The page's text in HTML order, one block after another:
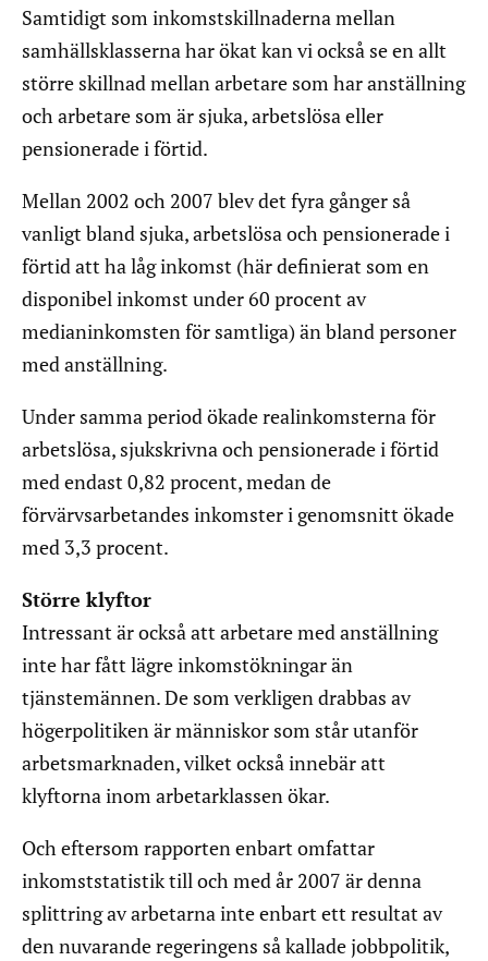
Samtidigt som inkomstskillnaderna mellan
samhällsklasserna har ökat kan vi också se en allt
större skillnad mellan arbetare som har anställning
och arbetare som är sjuka, arbetslösa eller
pensionerade i förtid.
Mellan 2002 och 2007 blev det fyra gånger så
vanligt bland sjuka, arbetslösa och pensionerade i
förtid att ha låg inkomst (här definierat som en
disponibel inkomst under 60 procent av
medianinkomsten för samtliga) än bland personer
med anställning.
Under samma period ökade realinkomsterna för
arbetslösa, sjukskrivna och pensionerade i förtid
med endast 0,82 procent, medan de
förvärvsarbetandes inkomster i genomsnitt ökade
med 3,3 procent.
Större klyftor
Intressant är också att arbetare med anställning
inte har fått lägre inkomstökningar än
tjänstemännen. De som verkligen drabbas av
högerpolitiken är människor som står utanför
arbetsmarknaden, vilket också innebär att
klyftorna inom arbetarklassen ökar.
Och eftersom rapporten enbart omfattar
inkomststatistik till och med år 2007 är denna
splittring av arbetarna inte enbart ett resultat av
den nuvarande regeringens så kallade jobbpolitik,